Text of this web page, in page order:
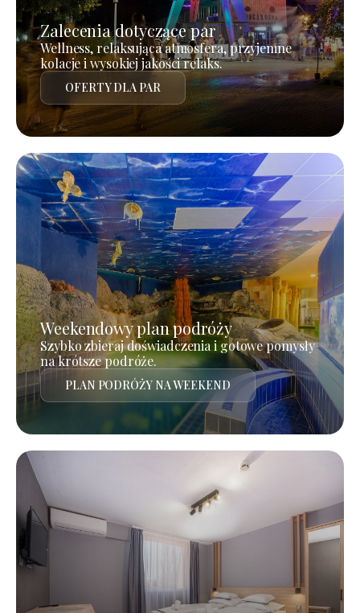
Zalecenia dotyczące par
Wellness, relaksująca atmosfera, przyjemne
kolacje i wysokiej jakości relaks.
OFERTY DLA PAR
Weekendowy plan podróży
Szybko zbieraj doświadczenia i gotowe pomysły
na krótsze podróże.
PLAN PODRÓŻY NA WEEKEND